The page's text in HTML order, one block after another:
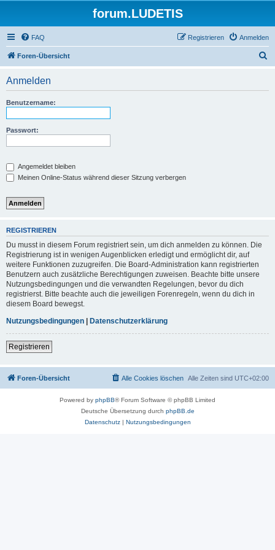
forum.LUDETIS
FAQ Anmelden
Registrieren
Foren-Übersicht
Anmelden
Benutzername:
Passwort:
Angemeldet bleiben
Meinen Online-Status während dieser Sitzung verbergen
REGISTRIEREN
Du musst in diesem Forum registriert sein, um dich anmelden zu können. Die
Registrierung ist in wenigen Augenblicken erledigt und ermöglicht dir, auf
weitere Funktionen zuzugreifen. Die Board-Administration kann registrierten
Benutzern auch zusätzliche Berechtigungen zuweisen. Beachte bitte unsere
Nutzungsbedingungen und die verwandten Regelungen, bevor du dich
registrierst. Bitte beachte auch die jeweiligen Forenregeln, wenn du dich in
diesem Board bewegst.
Nutzungsbedingungen | Datenschutzerklärung
Registrieren
Foren-Übersicht Alle Zeiten sind UTC+02:00
Alle Cookies löschen
Powered by phpBB® Forum Software © phpBB Limited
Deutsche Übersetzung durch phpBB.de
Datenschutz| Nutzungsbedingungen